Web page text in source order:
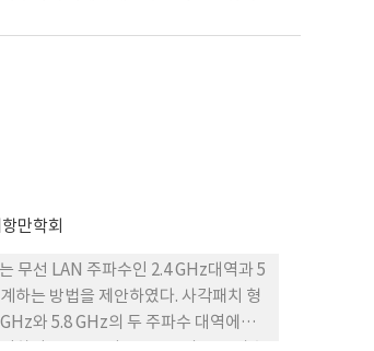
반의 EDI 모델을 설계하되 기존의
수신자가 필요한 시점에 필요한 자
만학회
무선 LAN 주파수인 2.4 GHz대역과 5
하는 방법을 제안하였다. 사각패치 형
와 5.8 GHz의 두 주파수 대역에서